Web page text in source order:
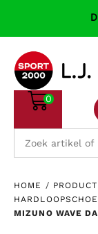
0
HOME /
MIZUNO WAVE